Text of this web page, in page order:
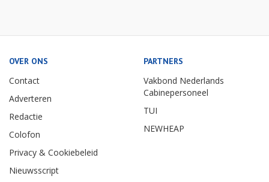
OVER ONS
Contact
Adverteren
Redactie
Colofon
Privacy & Cookiebeleid
Nieuwsscript
PARTNERS
Vakbond Nederlands
Cabinepersoneel
TUI
NEWHEAP